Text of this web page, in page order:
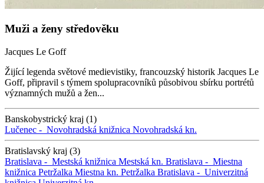
Muži a ženy středověku
Jacques Le Goff
Žijící legenda světové medievistiky, francouzský historik Jacques Le
Goff, připravil s týmem spolupracovníků působivou sbírku portrétů
významných mužů a žen...
Banskobystrický kraj (1)
Lučenec - Novohradská knižnica Novohradská kn.
Bratislavský kraj (3)
Bratislava - Mestská knižnica Mestská kn. Bratislava - Miestna
knižnica Petržalka Miestna kn. Petržalka Bratislava - Univerzitná